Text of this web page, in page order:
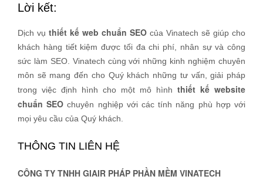
Lời kết:
Dịch vụ thiết kế web chuẩn SEO của Vinatech sẽ giúp cho
khách hàng tiết kiệm được tối đa chi phí, nhân sự và công
sức làm SEO. Vinatech cùng với những kinh nghiệm chuyên
môn sẽ mang đến cho Quý khách những tư vấn, giải pháp
trong việc định hình cho một mô hình thiết kế website
chuẩn SEO chuyên nghiệp với các tính năng phù hợp với
mọi yêu cầu của Quý khách.
THÔNG TIN LIÊN HỆ
CÔNG TY TNHH GIAIR PHÁP PHẦN MỀM VINATECH